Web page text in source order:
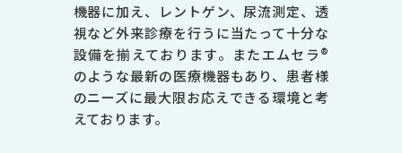
●
●
●
機器に加え、レントゲン、尿流測定、透
視など外来診療を行うに当たって十分な
設備を揃えております。またエムセラ®
のような最新の医療機器もあり、患者様
のニーズに最大限お応えできる環境と考
えております。